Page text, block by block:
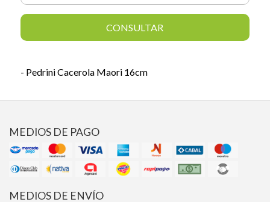
CONSULTAR
- Pedrini Cacerola Maori 16cm
MEDIOS DE PAGO
MEDIOS DE ENVÍO